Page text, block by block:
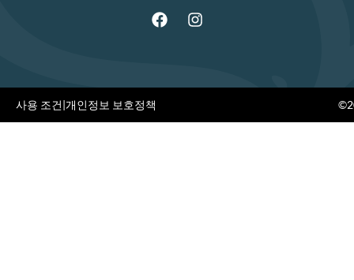
사용 조건|개인정보 보호정책